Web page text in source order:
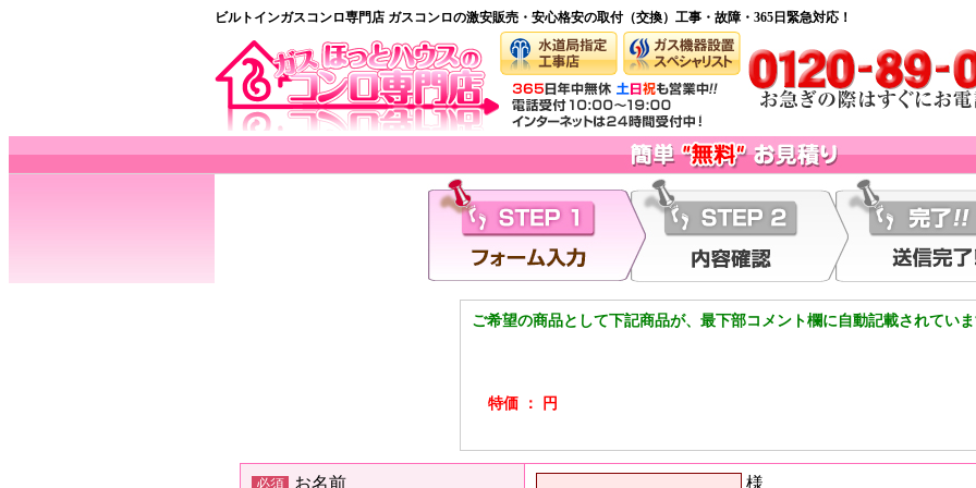
ビルトインガスコンロ専門店 ガスコンロの激安販売・安心格安の取付（交換）工事・故障・365日緊急対応！
ご希望の商品として下記商品が、最下部コメント欄に自動記載されてい
特価 ： 円
必須 お名前 様